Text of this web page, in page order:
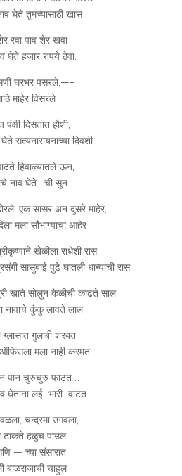
नाव घेते तुमच्यासाठी खास
रवा पाव शेर खवा
घेते हजार रुपये ठेवा.
घरभर पसरले,—–
माहेर विसरले
पंक्षी दिसतात हौशी,
सत्यनारायनाच्या दिवशी
हिवाऴ्यातले ऊन,
नाव घेते …ची सुन
एक सासर अन दुसरे माहेर,
मला सौभाग्याचा आहेर
खेळीला राधेशी रास,
सासुबाई पुढे घातली धान्याची रास
खाते सोलुन केळीची काढते साल
नावाचे कुंकु लावते लाल
ग्लासात गुलाबी शरबत
मला नाही करमत
पान चुरुचुरु फाटत …
घेताना लई भारी वाटत
चन्द्रमा उगवला,
टाकते हळुच पाउल,
— च्या संसारात,
बाळराजाची चाहुल